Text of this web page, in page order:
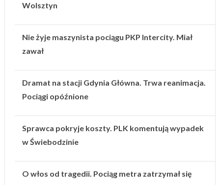
Wolsztyn
Nie żyje maszynista pociągu PKP Intercity. Miał
zawał
Dramat na stacji Gdynia Główna. Trwa reanimacja.
Pociągi opóźnione
Sprawca pokryje koszty. PLK komentują wypadek
w Świebodzinie
O włos od tragedii. Pociąg metra zatrzymał się